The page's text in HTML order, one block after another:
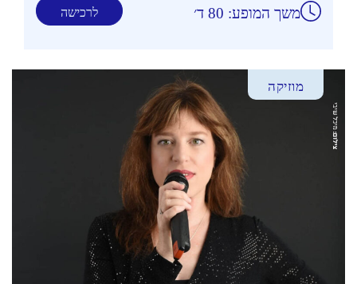
לרכישה משך המופע: 80 ד׳
מוזיקה